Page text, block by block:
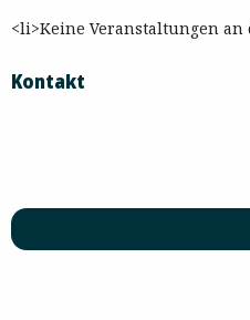
<li>Keine Veranstaltungen an
Kontakt